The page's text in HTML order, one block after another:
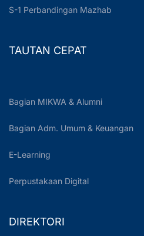
S-1 Perbandingan Mazhab
TAUTAN CEPAT
Bagian MIKWA & Alumni
Bagian Adm. Umum & Keuangan
E-Learning
Perpustakaan Digital
DIREKTORI